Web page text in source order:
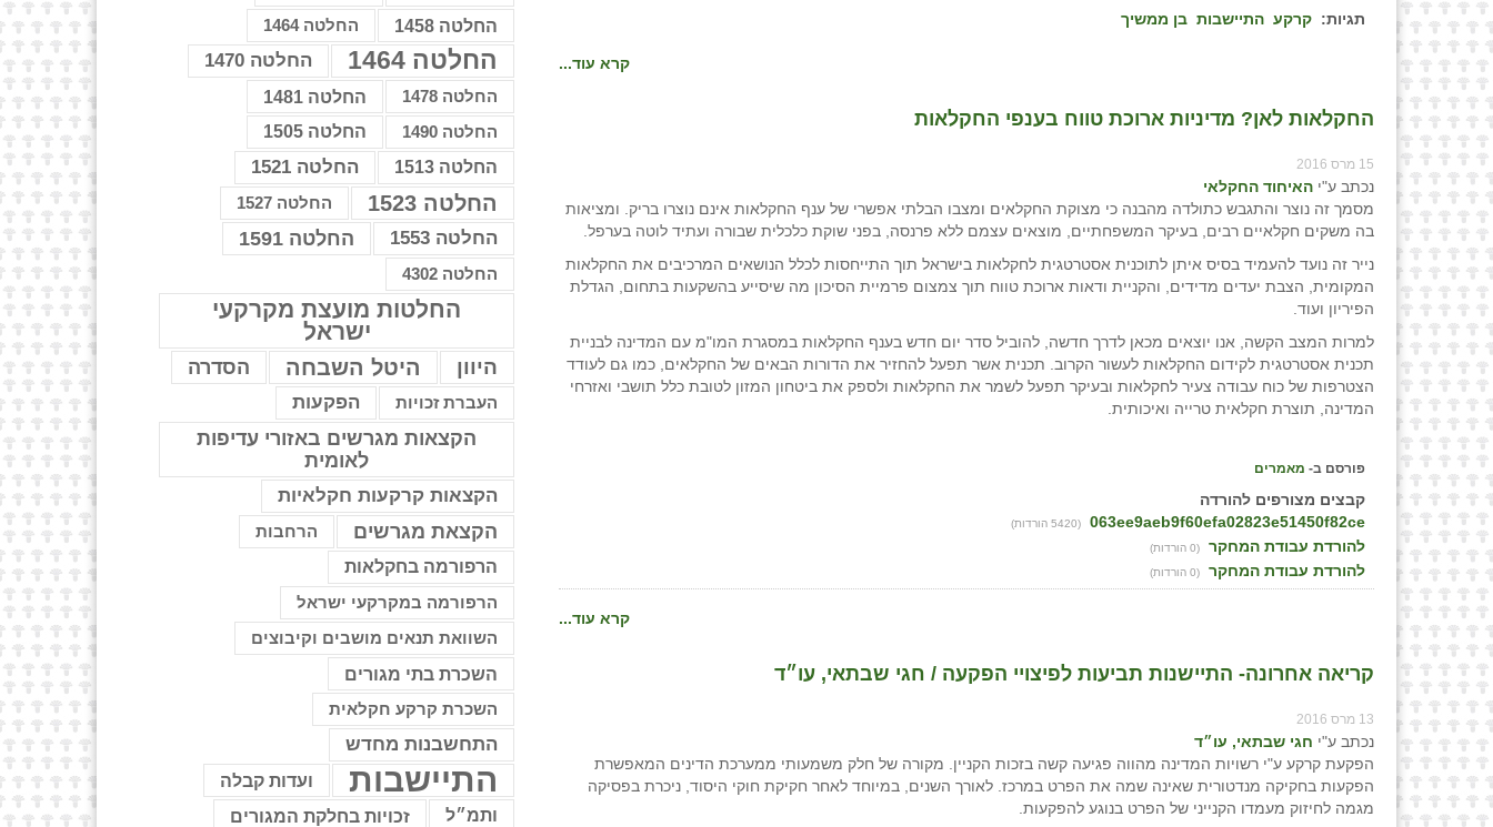
תגיות: קרקע התיישבות בן ממשיך
קרא עוד...
החקלאות לאן? מדיניות ארוכת טווח בענפי החקלאות
15 מרס 2016
נכתב ע"י האיחוד החקלאי
מסמך זה נוצר והתגבש כתולדה מהבנה כי מצוקת החקלאים ומצבו הבלתי אפשרי של ענף החקלאות אינם נוצרו בריק. ומציאות
בה משקים חקלאיים רבים, בעיקר המשפחתיים, מוצאים עצמם ללא פרנסה, בפני שוקת כלכלית שבורה ועתיד לוטה בערפל.
נייר זה נועד להעמיד בסיס איתן לתוכנית אסטרטגית לחקלאות בישראל תוך התייחסות לכלל הנושאים המרכיבים את החקלאות
המקומית, הצבת יעדים מדידים, והקניית ודאות ארוכת טווח תוך צמצום פרמיית הסיכון מה שיסייע בהשקעות בתחום, הגדלת
הפיריון ועוד.
למרות המצב הקשה, אנו יוצאים מכאן לדרך חדשה, להוביל סדר יום חדש בענף החקלאות במסגרת המו"מ עם המדינה לבניית
תכנית אסטרטגית לקידום החקלאות לעשור הקרוב. תכנית אשר תפעל להחזיר את הדורות הבאים של החקלאים, כמו גם לעודד
הצטרפות של כוח עבודה צעיר לחקלאות ובעיקר תפעל לשמר את החקלאות ולספק את ביטחון המזון לטובת כלל תושבי ואזרחי
המדינה, תוצרת חקלאית טרייה ואיכותית.
פורסם ב- מאמרים
קבצים מצורפים להורדה
063ee9aeb9f60efa02823e51450f82ce
(5420 הורדות)
להורדת עבודת המחקר (0 הורדות)
להורדת עבודת המחקר (0 הורדות)
קרא עוד...
קריאה אחרונה- התיישנות תביעות לפיצויי הפקעה / חגי שבתאי, עו״ד
13 מרס 2016
נכתב ע"י חגי שבתאי, עו״ד
הפקעת קרקע ע"י רשויות המדינה מהווה פגיעה קשה בזכות הקניין. מקורה של חלק משמעותי ממערכת הדינים המאפשרת
הפקעות בחקיקה מנדטורית שאינה שמה את הפרט במרכז. לאורך השנים, במיוחד לאחר חקיקת חוקי היסוד, ניכרת בפסיקה
מגמה לחיזוק מעמדו הקנייני של הפרט בנוגע להפקעות.
החלטה 1458 החלטה 1464
החלטה 1464 החלטה 1470
החלטה 1478 החלטה 1481
החלטה 1490
החלטה 1505
החלטה 1513
החלטה 1521
החלטה 1523 החלטה 1527
החלטה 1553 החלטה 1591
החלטה 4302
החלטות מועצת מקרקעי
ישראל
היוון היטל השבחה הסדרה
העברת זכויות הפקעות
הקצאות מגרשים באזורי עדיפות
לאומית
הקצאות קרקעות חקלאיות
הקצאת מגרשים
הרחבות
הרפורמה בחקלאות
הרפורמה במקרקעי ישראל
השוואת תנאים מושבים וקיבוצים
השכרת בתי מגורים
השכרת קרקע חקלאית
התחשבנות מחדש
התיישבות ועדות קבלה
ותמ״ל זכויות בחלקת המגורים